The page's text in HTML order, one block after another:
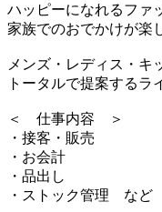
ハッピーになれるファ
家族でのおでかけが楽
メンズ・レディス・キ
トータルで提案するラ
＜ 仕事内容 ＞
・接客・販売
・お会計
・品出し
・ストック管理 など